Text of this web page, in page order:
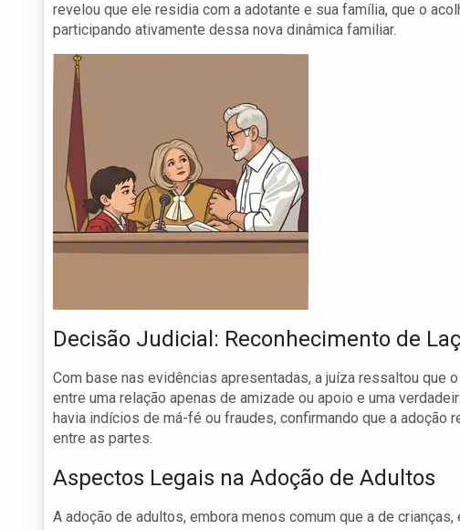
revelou que ele residia com a adotante e sua família, que o
participando ativamente dessa nova dinâmica familiar.
Decisão Judicial: Reconhecimento de
Com base nas evidências apresentadas, a juíza ressaltou
entre uma relação apenas de amizade ou apoio e uma
havia indícios de má-fé ou fraudes, confirmando que a
entre as partes.
Aspectos Legais na Adoção de Adultos
A adoção de adultos, embora menos comum que a de